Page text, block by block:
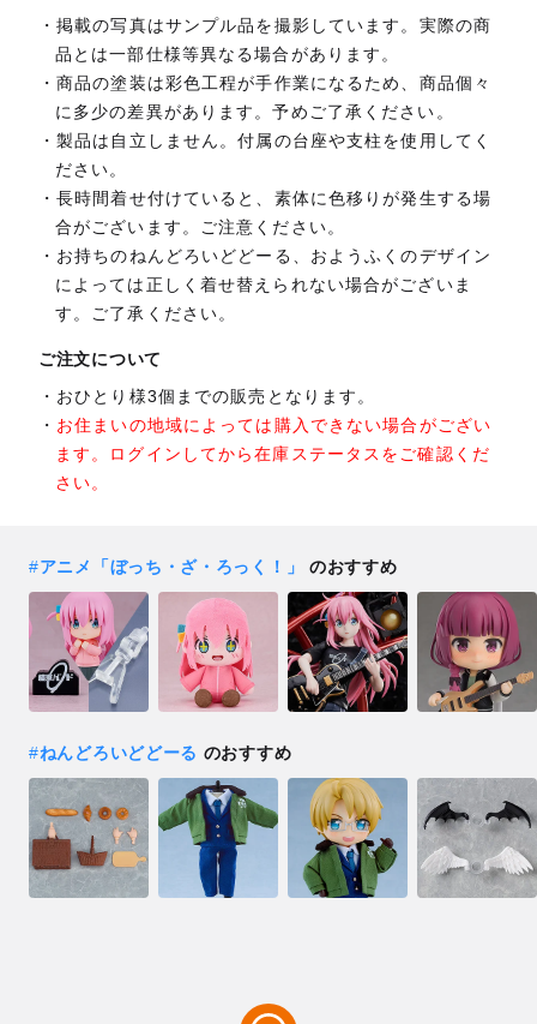
掲載の写真はサンプル品を撮影しています。実際の商
品とは一部仕様等異なる場合があります。
商品の塗装は彩色工程が手作業になるため、商品個々
に多少の差異があります。予めご了承ください。
製品は自立しません。付属の台座や支柱を使用してく
ださい。
長時間着せ付けていると、素体に色移りが発生する場
合がございます。ご注意ください。
お持ちのねんどろいどどーる、おようふくのデザイン
によっては正しく着せ替えられない場合がございま
す。ご了承ください。
ご注文について
おひとり様3個までの販売となります。
お住まいの地域によっては購入できない場合がござい
ます。ログインしてから在庫ステータスをご確認くだ
さい。
#アニメ「ぼっち・ざ・ろっく！」 のおすすめ
#ねんどろいどどーる のおすすめ